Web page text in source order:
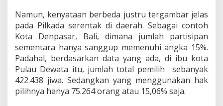
h
B
e
d
a
Namun, kenyataan berbeda justru tergambar jelas
pada Pilkada serentak di daerah. Sebagai contoh
Kota Denpasar, Bali, dimana jumlah partisipan
sementara hanya sanggup memenuhi angka 15%.
Padahal, berdasarkan data yang ada, di ibu kota
Pulau Dewata itu, jumlah total pemilih sebanyak
422.438 jiwa. Sedangkan yang menggunakan hak
pilihnya hanya 75.264 orang atau 15,06% saja.